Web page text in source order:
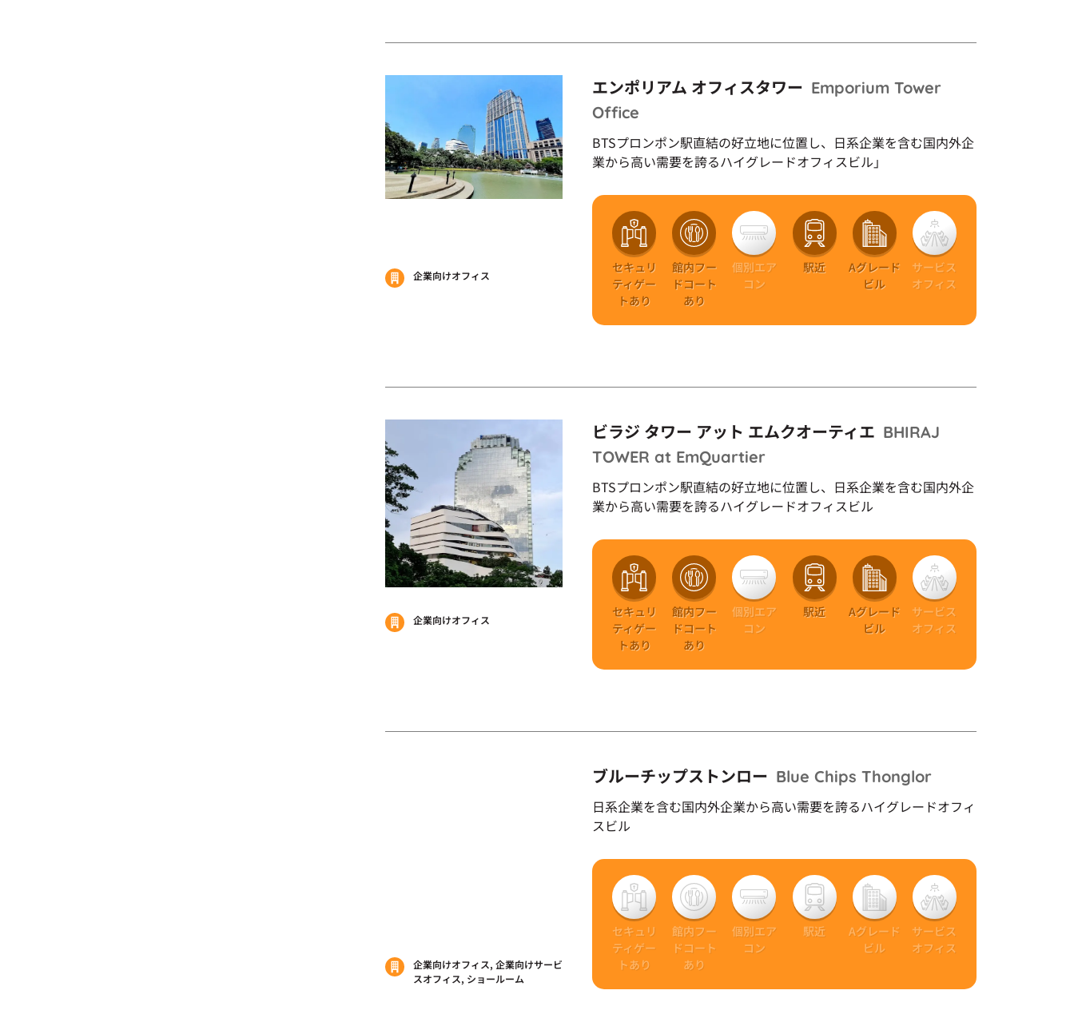
エンポリアム オフィスタワー Emporium Tower
Office
BTSプロンポン駅直結の好立地に位置し、日系企業を含む国内外企
業から高い需要を誇るハイグレードオフィスビル」
企業向けオフィス
セキュリ
ティゲー
トあり
館内フー
ドコート
あり
個別エア
コン
駅近
Aグレード
ビル
サービス
オフィス
ビラジ タワー アット エムクオーティエ BHIRAJ
TOWER at EmQuartier
BTSプロンポン駅直結の好立地に位置し、日系企業を含む国内外企
業から高い需要を誇るハイグレードオフィスビル
企業向けオフィス
セキュリ
ティゲー
トあり
館内フー
ドコート
あり
個別エア
コン
駅近
Aグレード
ビル
サービス
オフィス
ブルーチップストンロー Blue Chips Thonglor
日系企業を含む国内外企業から高い需要を誇るハイグレードオフィ
スビル
企業向けオフィス, 企業向けサービ
スオフィス, ショールーム
セキュリ
ティゲー
トあり
館内フー
ドコート
あり
個別エア
コン
駅近
Aグレード
ビル
サービス
オフィス